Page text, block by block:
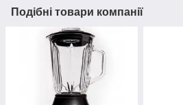
Подібні товари компанії